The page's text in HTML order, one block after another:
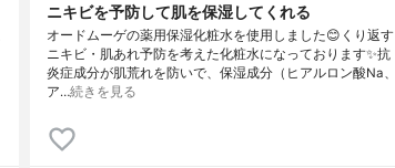
ニキビを予防して肌を保湿してくれる
オードムーゲの薬用保湿化粧水を使用しました😊くり返す
ニキビ・肌あれ予防を考えた化粧水になっております✨抗
炎症成分が肌荒れを防いで、保湿成分（ヒアルロン酸Na、
ア…続きを見る